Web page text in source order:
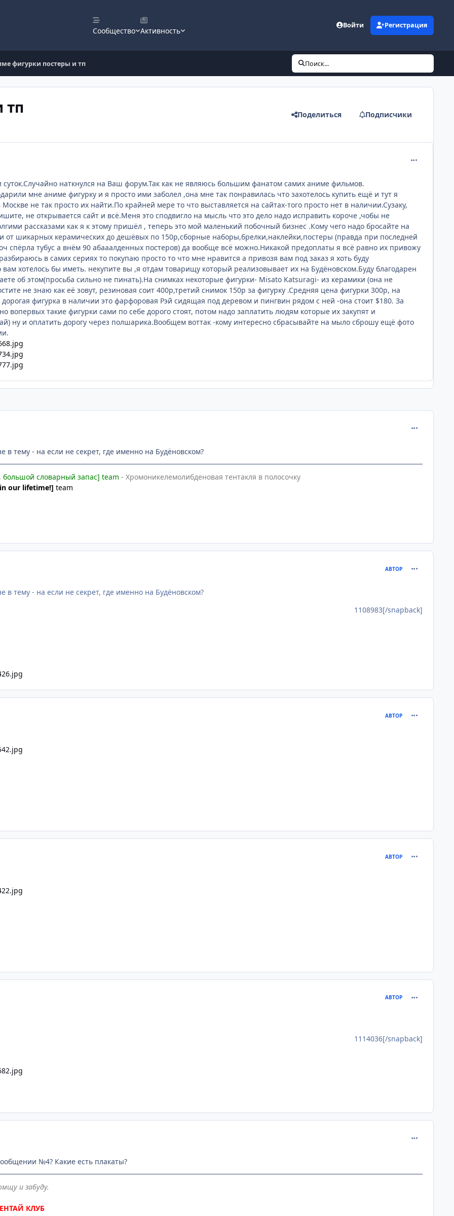
Сообщество Активность
Войти Регистрация
фигурки постеры и тп Поиск...
тп Поделиться Подписчики
суток.Случайно наткнулся на Ваш форум.Так как не являюсь большим фанатом самих аниме фильмов.
мне аниме фигурку и я просто ими заболел ,она мне так понравилась что захотелось купить ещё и тут я
Москве не так просто их найти.По крайней мере то что выставляется на сайтах-того просто нет в наличии.Сузаку,
не открывается сайт и всё.Меня это сподвигло на мысль что это дело надо исправить короче ,чобы не
рассказами как я к этому пришёл , теперь это мой маленький побочный бизнес .Кому чего надо бросайте на
от шикарных керамических до дешёвых по 150р,сборные наборы,брелки,наклейки,постеры (правда при последней
спёрла тубус а внём 90 абааалденных постеров) да вообще всё можно.Никакой предоплаты я всё равно их привожу
в самих сериях то покупаю просто то что мне нравится а привозя вам под заказ я хоть буду
вам хотелось бы иметь. некупите вы ,я отдам товарищу который реализовывает их на Будёновском.Буду благодарен
об этом(просьба сильно не пинать).На снимках некоторые фигурки- Misato Katsuragi- из керамики (она не
не знаю как её зовут, резиновая соит 400р,третий снимок 150р за фигурку .Средняя цена фигурки 300р, на
фигурка в наличии это фарфоровая Рэй сидящая под деревом и пингвин рядом с ней -она стоит $180. За
вопервых такие фигурки сами по себе дорого стоят, потом надо заплатить людям которые их закупят и
ну и оплатить дорогу через полшарика.Вообщем воттак -кому интересно сбрасывайте на мыло сброшу ещё фото
в тему - на если не секрет, где именно на Будёновском?
большой словарный запас] team - Хромоникелемолибденовая тентакля в полосочку
our lifetime!] team
АВТОР
в тему - на если не секрет, где именно на Будёновском?
1108983[/snapback]
АВТОР
АВТОР
АВТОР
1114036[/snapback]
№4? Какие есть плакаты?
и забуду.
КЛУБ